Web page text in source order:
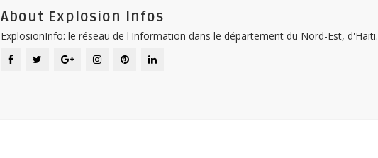
About Explosion Infos
ExplosionInfo: le réseau de l'Information dans le département du Nord-Est, d'Haiti.